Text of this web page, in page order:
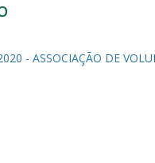
- ASSOCIAÇÃO DE